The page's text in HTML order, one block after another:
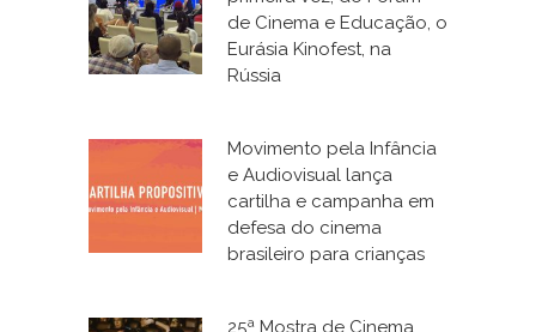
de Cinema e Educação, o
Eurásia Kinofest, na
Rússia
Movimento pela Infância
e Audiovisual lança
cartilha e campanha em
defesa do cinema
brasileiro para crianças
25ª Mostra de Cinema